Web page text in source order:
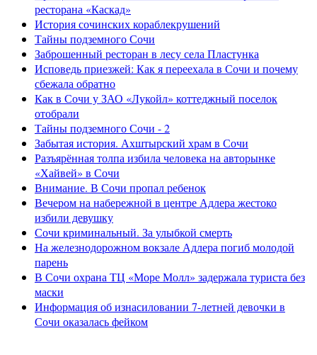
ресторана «Каскад»
История сочинских кораблекрушений
Тайны подземного Сочи
Заброшенный ресторан в лесу села Пластунка
Исповедь приезжей: Как я переехала в Сочи и почему
сбежала обратно
Как в Сочи у ЗАО «Лукойл» коттеджный поселок
отобрали
Тайны подземного Сочи - 2
Забытая история. Ахштырский храм в Сочи
Разъярённая толпа избила человека на авторынке
«Хайвей» в Сочи
Внимание. В Сочи пропал ребенок
Вечером на набережной в центре Адлера жестоко
избили девушку
Сочи криминальный. За улыбкой смерть
На железнодорожном вокзале Адлера погиб молодой
парень
В Сочи охрана ТЦ «Море Молл» задержала туриста без
маски
Информация об изнасиловании 7-летней девочки в
Сочи оказалась фейком